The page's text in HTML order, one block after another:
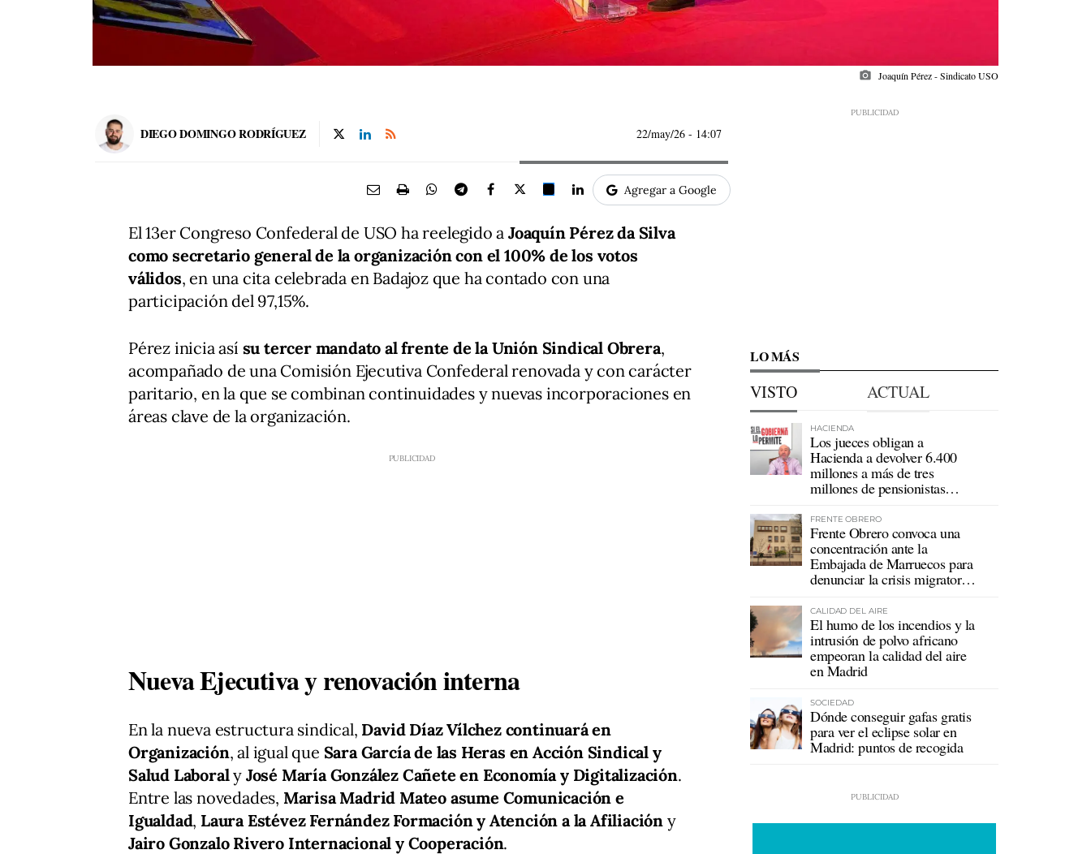
photo_camera Joaquín Pérez - Sindicato USO
DIEGO DOMINGO RODRÍGUEZ 22/may/26 - 14:07
Agregar a Google
El 13er Congreso Confederal de USO ha reelegido a Joaquín Pérez da Silva
como secretario general de la organización con el 100% de los votos
válidos, en una cita celebrada en Badajoz que ha contado con una
participación del 97,15%.
Pérez inicia así su tercer mandato al frente de la Unión Sindical Obrera,
acompañado de una Comisión Ejecutiva Confederal renovada y con carácter
paritario, en la que se combinan continuidades y nuevas incorporaciones en
áreas clave de la organización.
Nueva Ejecutiva y renovación interna
En la nueva estructura sindical, David Díaz Vílchez continuará en
Organización, al igual que Sara García de las Heras en Acción Sindical y
Salud Laboraly José María González Cañete en Economía y Digitalización.
Entre las novedades, Marisa Madrid Mateo asume Comunicación e
Igualdad, Laura Estévez Fernández Formación y Atención a la Afiliación y
Jairo Gonzalo Rivero Internacional y Cooperación.
LO MÁS
VISTO ACTUAL
HACIENDA
Los jueces obligan a
Hacienda a devolver 6.400
millones a más de tres
millones de pensionistas
FRENTE OBRERO
Frente Obrero convoca una
concentración ante la
Embajada de Marruecos para
denunciar la crisis migratoria
CALIDAD DEL AIRE
El humo de los incendios y la
intrusión de polvo africano
empeoran la calidad del aire
en Madrid
SOCIEDAD
Dónde conseguir gafas gratis
para ver el eclipse solar en
Madrid: puntos de recogida